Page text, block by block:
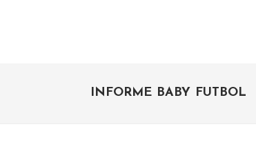
INFORME BABY FUTBOL